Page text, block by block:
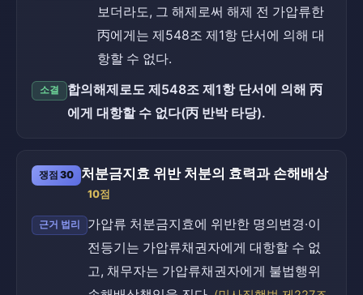
보더라도, 그 해제로써 해제 전 가압류한
丙에게는 제548조 제1항 단서에 의해 대
항할 수 없다.
소결
합의해제로도 제548조 제1항 단서에 의해 丙
에게 대항할 수 없다(丙 반박 타당).
쟁점 30 처분금지효 위반 처분의 효력과 손해배상
10점
근거 법리
가압류 처분금지효에 위반한 명의변경·이
전등기는 가압류채권자에게 대항할 수 없
고, 채무자는 가압류채권자에게 불법행위